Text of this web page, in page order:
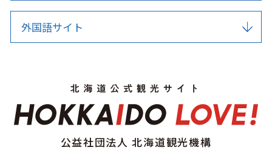
外国語サイト
公益社団法人 北海道観光機構